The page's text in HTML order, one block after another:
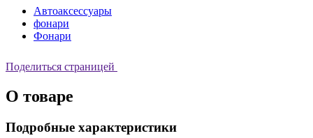
Автоаксессуары
фонари
Фонари
Поделиться страницей
О товаре
Подробные характеристики